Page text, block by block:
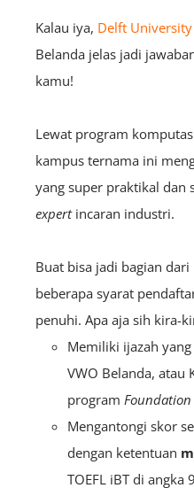
Kalau iya, Delft
Belanda jelas jadi
kamu!
Lewat program
kampus ternama ini
yang super praktikal dan
expertincaran industri.
Buat bisa jadi bagian
beberapa syarat
penuhi. Apa aja sih kira-
Memiliki ijazah
VWO Belanda, atau
program Foundation
Mengantongi skor
dengan ketentuan
TOEFL iBT di angka